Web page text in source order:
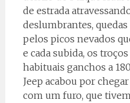
de estrada
deslumbrantes,
pelos picos nevados
e cada subida, os
habituais ganchos a
Jeep acabou por
com um furo, que